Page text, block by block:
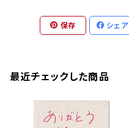
保存 シェア
最近チェックした商品